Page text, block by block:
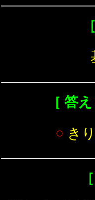
［ 答
○ き